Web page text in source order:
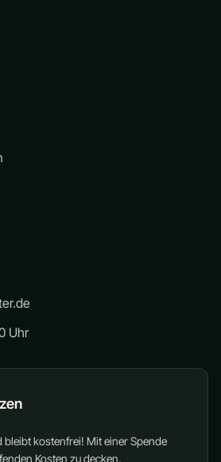
Uhr
bleibt kostenfrei! Mit einer Spende
Kosten zu decken.